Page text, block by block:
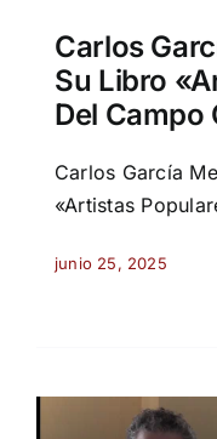
Carlos
Su Libro
Del Campo
Carlos García
«Artistas
junio 25, 2025